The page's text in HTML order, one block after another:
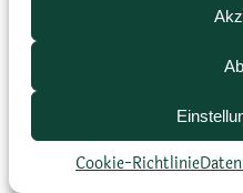
Cookie-Richtlinie